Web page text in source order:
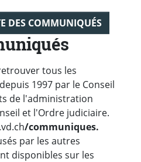
DES COMMUNIQUÉS
tous les
1997 par le Conseil
de l'administration
et l'Ordre judiciaire.
/communiques.
par les autres
disponibles sur les